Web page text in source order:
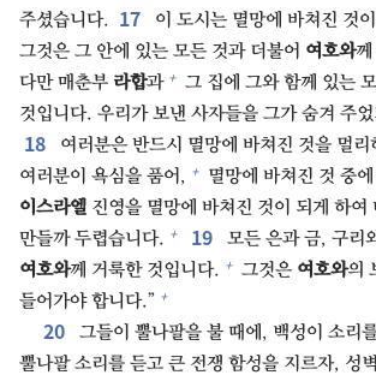
주셨습니다. 17⁠ 이 도시는 멸망에 바쳐진 것
그것은 그 안에 있는 모든 것과 더불어 여호와께
다만 매춘부 라합과 + 그 집에 그와 함께 있는
것입니다. 우리가 보낸 사자들을 그가 숨겨 주
18⁠ 여러분은 반드시 멸망에 바쳐진 것을 멀리
여러분이 욕심을 품어, + 멸망에 바쳐진 것 중
이스라엘 진영을 멸망에 바쳐진 것이 되게 하여
만들까 두렵습니다. + 19⁠
모든 은과 금, 구리
여호와께 거룩한 것입니다. + 그것은 여호와의
들어가야 합니다.” +
20⁠ 그들이 뿔나팔을 불 때에, 백성이 소리
뿔나팔 소리를 듣고 큰 전쟁 함성을 지르자, 성